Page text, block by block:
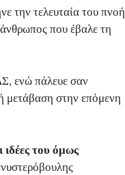
την τελευταία του πνοή
που έβαλε τη
ενώ πάλευε σαν
μετάβαση στην επόμενη
ιδέες του όμως